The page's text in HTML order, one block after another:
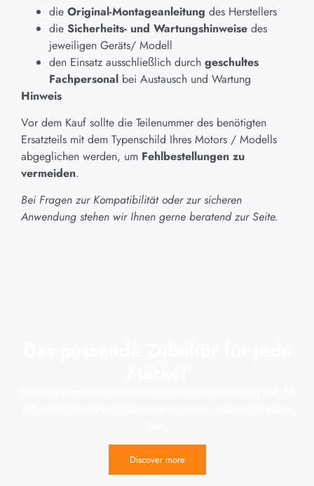
die Original-Montageanleitung des Herstellers
die Sicherheits- und Wartungshinweise des
jeweiligen Geräts/ Modell
den Einsatz ausschließlich durch geschultes
Fachpersonal bei Austausch und Wartung
Hinweis
Vor dem Kauf sollte die Teilenummer des benötigten
Ersatzteils mit dem Typenschild Ihres Motors / Modells
abgeglichen werden, um Fehlbestellungen zu
vermeiden.
Bei Fragen zur Kompatibilität oder zur sicheren
Anwendung stehen wir Ihnen gerne beratend zur Seite.
Discover more